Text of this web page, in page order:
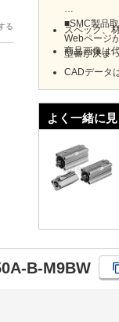
る
■SMC製品
Webページ
型番が決ま
スペック、
商品画像は
CADデータ
よく一緒に
B-M9BW